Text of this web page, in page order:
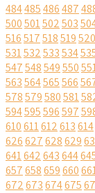
484485486487
500501502503
516517518519520
531532533534
547548549550
563564565566
578579580581
594595596597
610611612613614
626627628629
641642643644
657658659660
672673674675